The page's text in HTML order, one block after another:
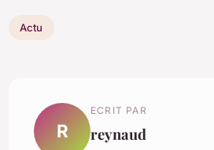
Actu
R
ECRIT PAR
reynaud